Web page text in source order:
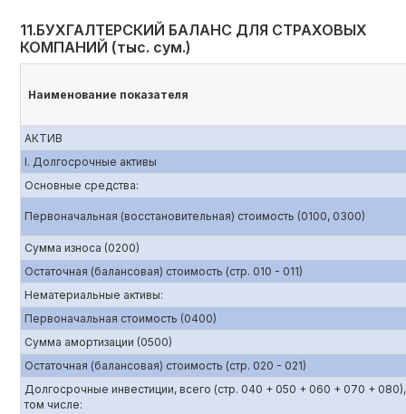
11.БУХГАЛТЕРСКИЙ БАЛАНС ДЛЯ СТРАХОВЫХ
КОМПАНИЙ (тыс. сум.)
Наименование показателя
АКТИВ
I. Долгосрочные активы
Основные средства:
Первоначальная (восстановительная) стоимость (0100, 0300)
Сумма износа (0200)
Остаточная (балансовая) стоимость (стр. 010 - 011)
Нематериальные активы:
Первоначальная стоимость (0400)
Сумма амортизации (0500)
Остаточная (балансовая) стоимость (стр. 020 - 021)
Долгосрочные инвестиции, всего (стр. 040 + 050 + 060 + 070 +
том числе: